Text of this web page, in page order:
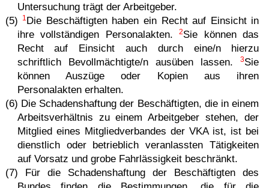
Untersuchung trägt der Arbeitgeber.
(5)
1 Die Beschäftigten haben ein Recht auf Einsicht in
ihre vollständigen Personalakten.2Sie können das
Recht auf Einsicht auch durch eine/n hierzu
schriftlich Bevollmächtigte/n ausüben lassen.3Sie
können Auszüge oder Kopien aus ihren
Personalakten erhalten.
(6) Die Schadenshaftung der Beschäftigten, die in einem
Arbeitsverhältnis zu einem Arbeitgeber stehen, der
Mitglied eines Mitgliedverbandes der VKA ist, ist bei
dienstlich oder betrieblich veranlassten Tätigkeiten
auf Vorsatz und grobe Fahrlässigkeit beschränkt.
(7) Für die Schadenshaftung der Beschäftigten des